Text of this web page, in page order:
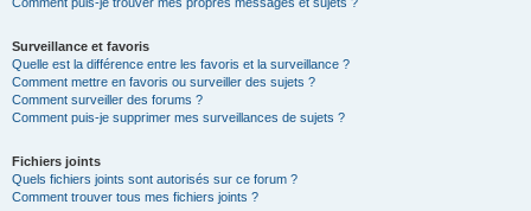
Surveillance et favoris
Quelle est la différence entre les favoris et la surveillance ?
Comment mettre en favoris ou surveiller des sujets ?
Comment surveiller des forums ?
Comment puis-je supprimer mes surveillances de sujets ?
Fichiers joints
Quels fichiers joints sont autorisés sur ce forum ?
Comment trouver tous mes fichiers joints ?